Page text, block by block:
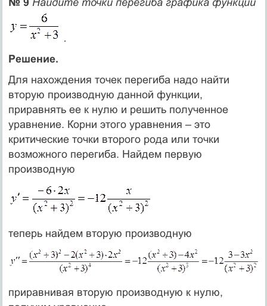
№ 9Найдите точки перегиба графика функции
.
Решение.
Для нахождения точек перегиба надо найти
вторую производную данной функции,
приравнять ее к нулю и решить полученное
уравнение. Корни этого уравнения – это
критические точки второго рода или точки
возможного перегиба. Найдем первую
производную
теперь найдем вторую производную
приравнивая вторую производную к нулю,